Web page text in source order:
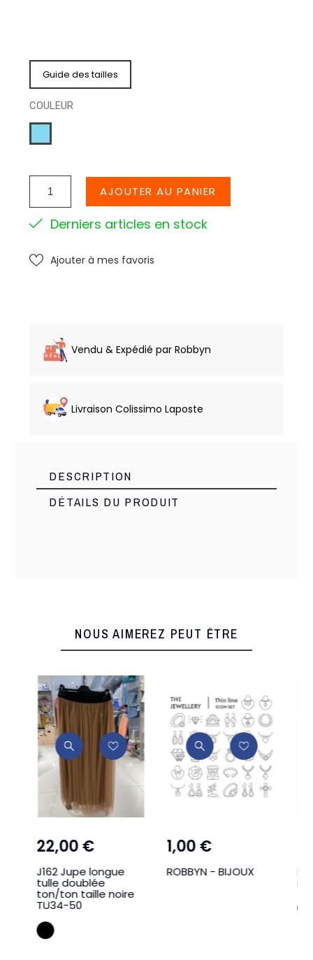
Guide des tailles
COULEUR
AJOUTER AU PANIER
Derniers articles en stock
Ajouter à mes favoris
Vendu & Expédié par Robbyn
Livraison Colissimo Laposte
DESCRIPTION
DÉTAILS DU PRODUIT
NOUS AIMEREZ PEUT ÊTRE
22,00 €
J162 Jupe longue
tulle doublée
ton/ton taille noire
TU34-50
NOIR
1,00 €
ROBBYN - BIJOUX